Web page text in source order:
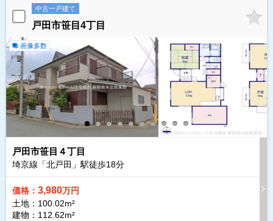
中古一戸建て
戸田市笹目4丁目
画像多数
戸田市笹目４丁目
埼京線「北戸田」駅徒歩18分
価格： 3,980万円
土地：100.02m²
建物：112.62m²